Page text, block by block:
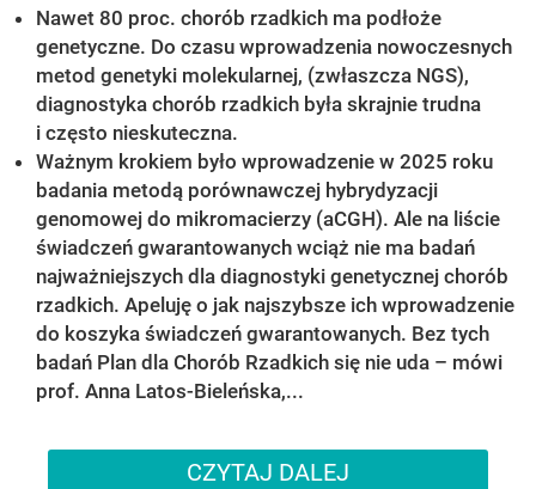
Nawet 80 proc. chorób rzadkich ma podłoże
genetyczne. Do czasu wprowadzenia nowoczesnych
metod genetyki molekularnej, (zwłaszcza NGS),
diagnostyka chorób rzadkich była skrajnie trudna
i często nieskuteczna.
Ważnym krokiem było wprowadzenie w 2025 roku
badania metodą porównawczej hybrydyzacji
genomowej do mikromacierzy (aCGH). Ale na liście
świadczeń gwarantowanych wciąż nie ma badań
najważniejszych dla diagnostyki genetycznej chorób
rzadkich. Apeluję o jak najszybsze ich wprowadzenie
do koszyka świadczeń gwarantowanych. Bez tych
badań Plan dla Chorób Rzadkich się nie uda – mówi
prof. Anna Latos-Bieleńska,...
CZYTAJ DALEJ